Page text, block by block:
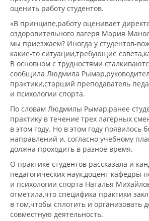
оценить работу студентов.
«В принципе,работу оценивает
оздоровительного лагеря Мария
мы приезжаем? Иногда у студентов-
какие-то ситуации,требующие совета,
В основном с трудностями
сообщила Людмила Рымар,
практики,старший преподаватель
и психологии спорта.
По словам Людмилы Рымар,ранее
практику в течение трех лагерных
в этом году. Но в этом году появилось
направлений и, согласно учебному
должна проходить в разное время.
О практике студентов рассказала и
педагогических наук,доцент кафедры
и психологии спорта Наталья
отметила,что специфика практики
в том,чтобы сплотить и организовать
совместную деятельность.